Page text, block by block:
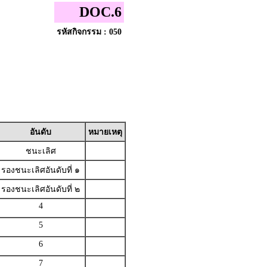
DOC.6
รหัสกิจกรรม : 050
อันดับ หมายเหตุ
ชนะเลิศ
รองชนะเลิศอันดับที่ ๑
รองชนะเลิศอันดับที่ ๒
4
5
6
7